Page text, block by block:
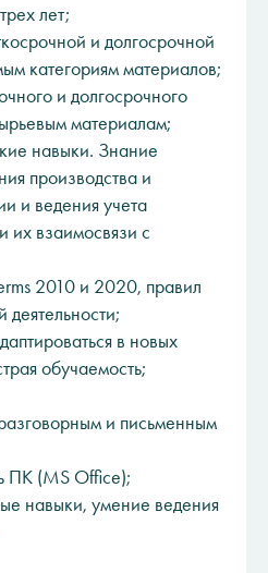
лет;
и долгосрочной
категориям материалов;
и долгосрочного
материалам;
навыки. Знание
производства и
и ведения учета
их взаимосвязи с
2010 и 2020, правил
в новых
обучаемость;
и письменным
ПК (MS Office);
навыки, умение ведения